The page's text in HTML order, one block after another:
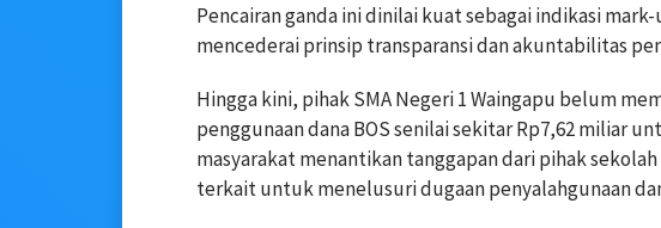
Pencairan ganda ini dinilai kuat sebagai indikasi
mencederai prinsip transparansi dan akuntabilitas
Hingga kini, pihak SMA Negeri 1 Waingapu belum
penggunaan dana BOS senilai sekitar Rp7,62 miliar
masyarakat menantikan tanggapan dari pihak
terkait untuk menelusuri dugaan penyalahgunaan